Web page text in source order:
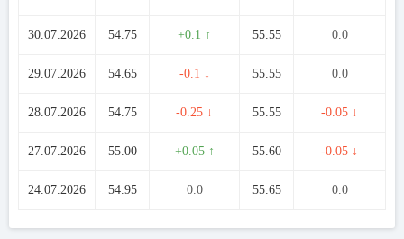
30.07.2026 54.75 +0.1 ↑ 55.55 0.0
29.07.2026 54.65 -0.1 ↓ 55.55 0.0
28.07.2026 54.75 -0.25 ↓ 55.55 -0.05 ↓
27.07.2026 55.00 +0.05 ↑ 55.60 -0.05 ↓
24.07.2026 54.95 0.0 55.65 0.0